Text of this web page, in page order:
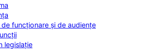
de funcționare și de audiențe
legislație